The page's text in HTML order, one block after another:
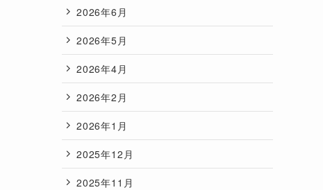
2026年6月
2026年5月
2026年4月
2026年2月
2026年1月
2025年12月
2025年11月